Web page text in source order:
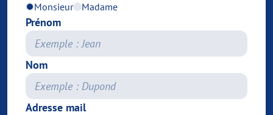
Monsieur Madame
Prénom
Nom
Adresse mail